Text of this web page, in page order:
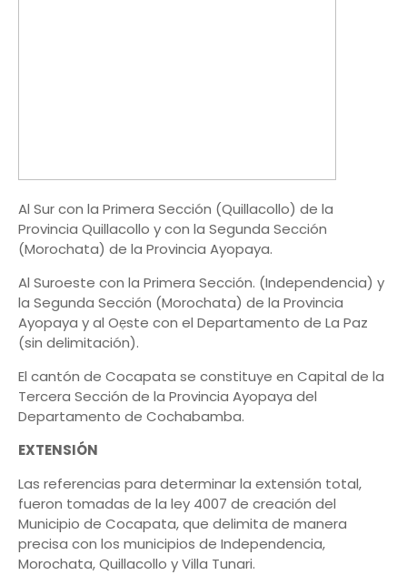
Al Sur con la Primera Sección (Quillacollo) de la
Provincia Quillacollo y con la Segunda Sección
(Morochata) de la Provincia Ayopaya.
Al Suroeste con la Primera Sección. (Independencia) y
la Segunda Sección (Morochata) de la Provincia
Ayopaya y al Oẹste con el Departamento de La Paz
(sin delimitación).
El cantón de Cocapata se constituye en Capital de la
Tercera Sección de la Provincia Ayopaya del
Departamento de Cochabamba.
EXTENSIÓN
Las referencias para determinar la extensión total,
fueron tomadas de la ley 4007 de creación del
Municipio de Cocapata, que delimita de manera
precisa con los municipios de Independencia,
Morochata, Quillacollo y Villa Tunari.